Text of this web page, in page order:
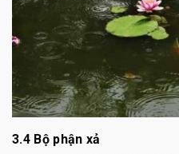
3.4 Bộ phận xả